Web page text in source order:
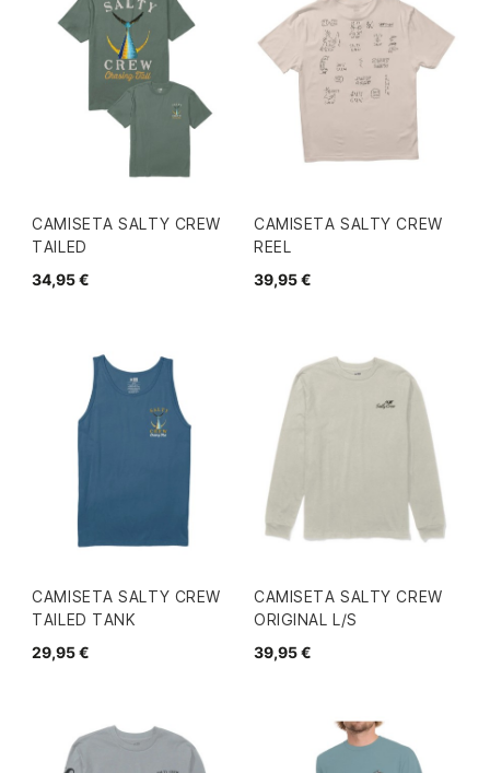
CAMISETA SALTY CREW
TAILED
34,95 €
CAMISETA SALTY CREW
REEL
39,95 €
CAMISETA SALTY CREW
TAILED TANK
29,95 €
CAMISETA SALTY CREW
ORIGINAL L/S
39,95 €